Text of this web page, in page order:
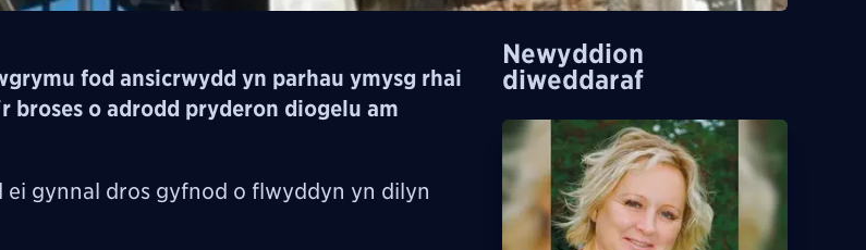
fod ansicrwydd yn parhau ymysg rhai
o adrodd pryderon diogelu am
ei gynnal dros gyfnod o flwyddyn yn dilyn
Newyddion
diweddaraf